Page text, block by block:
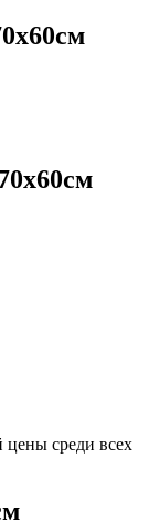
цены среди всех